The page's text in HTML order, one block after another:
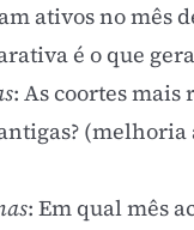
ativos no mês
é o que
: As coortes mais
(melhoria
: Em qual mês